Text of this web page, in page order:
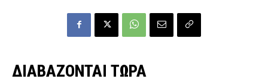
ΔΙΑΒΑΖΟΝΤΑΙ ΤΩΡΑ